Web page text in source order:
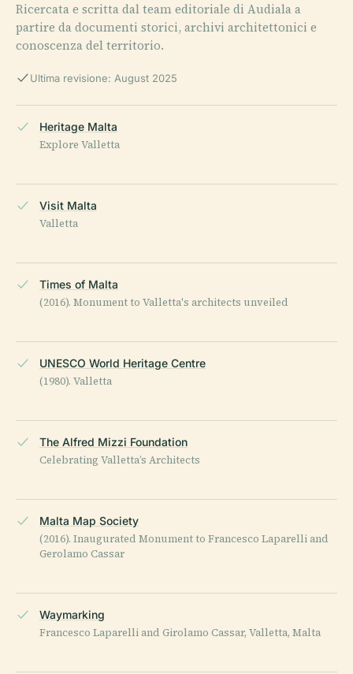
Ricercata e scritta dal team editoriale di Audiala a
partire da documenti storici, archivi architettonici e
conoscenza del territorio.
Ultima revisione: August 2025
Heritage Malta
Explore Valletta
Visit Malta
Valletta
Times of Malta
(2016). Monument to Valletta's architects unveiled
UNESCO World Heritage Centre
(1980). Valletta
The Alfred Mizzi Foundation
Celebrating Valletta’s Architects
Malta Map Society
(2016). Inaugurated Monument to Francesco Laparelli and
Gerolamo Cassar
Waymarking
Francesco Laparelli and Girolamo Cassar, Valletta, Malta